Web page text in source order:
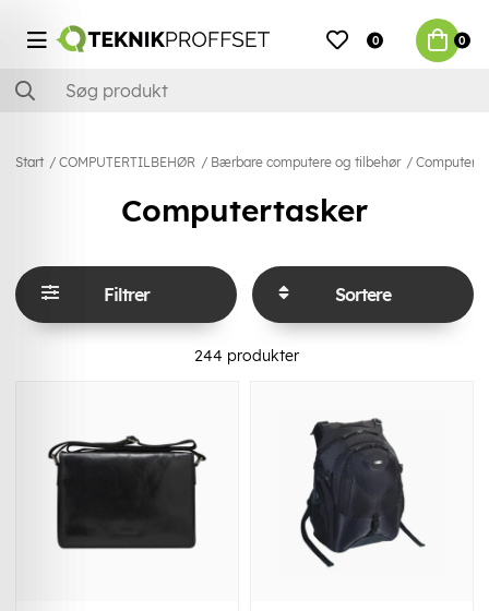
0 0
Start COMPUTERTILBEHØR Bærbare computere og tilbehør
Computertasker
Filtrer Sortere
244 produkter